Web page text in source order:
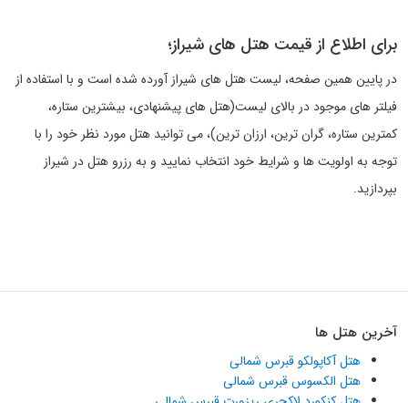
برای اطلاع از قیمت هتل های شیراز؛
در پایین همین صفحه، لیست هتل های شیراز آورده شده است و با استفاده از
فیلتر های موجود در بالای لیست(هتل های پیشنهادی، بیشترین ستاره،
کمترین ستاره، گران ترین، ارزان ترین)، می توانید هتل مورد نظر خود را با
توجه به اولویت ها و شرایط خود انتخاب نمایید و به رزرو هتل در شیراز
بپردازید.
آخرین هتل ها
هتل آکاپولکو قبرس شمالی
هتل الکسوس قبرس شمالی